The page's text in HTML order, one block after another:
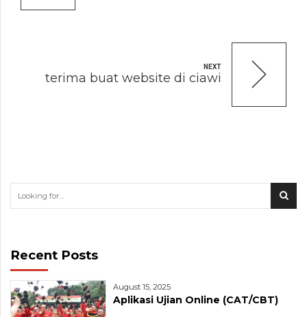
NEXT
terima buat website di ciawi
Recent Posts
August 15, 2025
Aplikasi Ujian Online (CAT/CBT)